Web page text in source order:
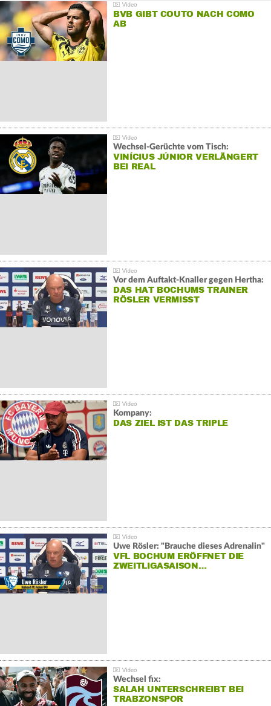
BVB GIBT COUTO NACH COMO
AB
Wechsel-Gerüchte vom Tisch:
VINÍCIUS JÚNIOR VERLÄNGERT
BEI REAL
Vor dem Auftakt-Knaller gegen Hertha:
DAS HAT BOCHUMS TRAINER
RÖSLER VERMISST
Kompany:
DAS ZIEL IST DAS TRIPLE
Uwe Rösler: "Brauche dieses Adrenalin"
VFL BOCHUM ERÖFFNET DIE
ZWEITLIGASAISON…
Wechsel fix:
SALAH UNTERSCHREIBT BEI
TRABZONSPOR